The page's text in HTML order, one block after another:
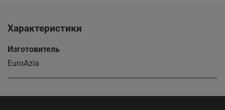
Характеристики
Изготовитель
EuroAzia